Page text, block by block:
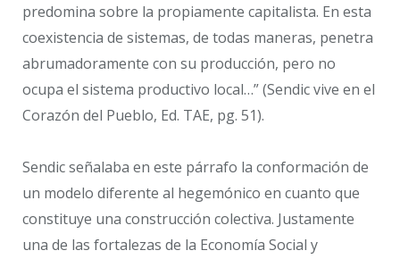
predomina sobre la propiamente capitalista. En esta
coexistencia de sistemas, de todas maneras, penetra
abrumadoramente con su producción, pero no
ocupa el sistema productivo local…” (Sendic vive en el
Corazón del Pueblo, Ed. TAE, pg. 51).
Sendic señalaba en este párrafo la conformación de
un modelo diferente al hegemónico en cuanto que
constituye una construcción colectiva. Justamente
una de las fortalezas de la Economía Social y